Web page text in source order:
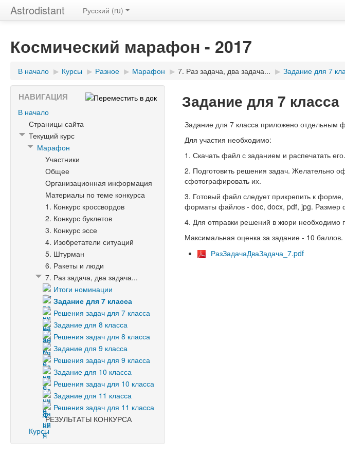
Astrodistant Русский (ru)
Космический марафон - 2017
В начало ▶ Курсы ▶ Разное ▶ Марафон ▶ 7. Раз задача, два задача... ▶ Задание для 7
Задание для 7 класса
Задание для 7 класса приложено отдельным
Для участия необходимо:
1. Скачать файл с заданием и распечатать его.
2. Подготовить решения задач. Желательно
сфотографировать их.
3. Готовый файл следует прикрепить к
форматы файлов - doc, docx, pdf, jpg. Размер
4. Для отправки решений в жюри необходимо
Максимальная оценка за задание - 10 баллов.
РазЗадачаДваЗадача_7.pdf
НАВИГАЦИЯ
В начало
Страницы сайта
Текущий курс
Марафон
Участники
Общее
Организационная информация
Материалы по теме конкурса
1. Конкурс кроссвордов
2. Конкурс буклетов
3. Конкурс эссе
4. Изобретатели ситуаций
5. Штурман
6. Ракеты и люди
7. Раз задача, два задача...
Итоги номинации
Задание для 7 класса
Решения задач для 7 класса
Задание для 8 класса
Решения задач для 8 класса
Задание для 9 класса
Решения задач для 9 класса
Задание для 10 класса
Решения задач для 10 класса
Задание для 11 класса
Решения задач для 11 класса
РЕЗУЛЬТАТЫ КОНКУРСА
Курсы